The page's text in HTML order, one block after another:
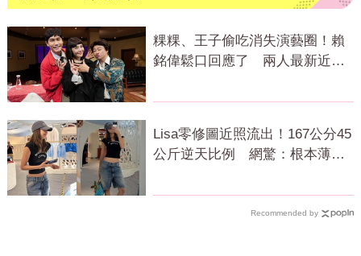
粿粿、王子偷吃消失演藝圈！賴
銘偉鬆口回應了 兩人最新近況
Lisa零修圖近照流出！167公分45
公斤逆天比例 網驚：根本薄到
Recommended by